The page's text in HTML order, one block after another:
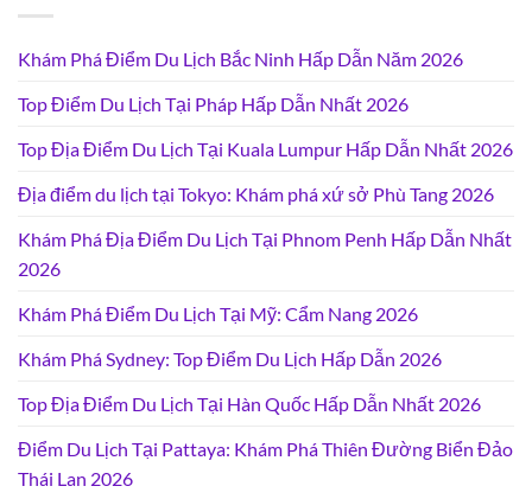
Khám Phá Điểm Du Lịch Bắc Ninh Hấp Dẫn Năm 2026
Top Điểm Du Lịch Tại Pháp Hấp Dẫn Nhất 2026
Top Địa Điểm Du Lịch Tại Kuala Lumpur Hấp Dẫn Nhất 2026
Địa điểm du lịch tại Tokyo: Khám phá xứ sở Phù Tang 2026
Khám Phá Địa Điểm Du Lịch Tại Phnom Penh Hấp Dẫn Nhất
2026
Khám Phá Điểm Du Lịch Tại Mỹ: Cẩm Nang 2026
Khám Phá Sydney: Top Điểm Du Lịch Hấp Dẫn 2026
Top Địa Điểm Du Lịch Tại Hàn Quốc Hấp Dẫn Nhất 2026
Điểm Du Lịch Tại Pattaya: Khám Phá Thiên Đường Biển Đảo
Thái Lan 2026